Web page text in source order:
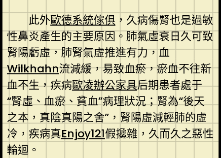
此外歐德系統傢俱 ，久病傷腎也是過敏
性鼻炎產生的主要原因。肺氣虛衰日久可致
腎陽虧虛，肺腎氣虛推進有力，血
Wilkhahn流減緩，易致血瘀，瘀血不往新
血不生，疾病歐凌辦公家具后期患者處于
“腎虛、血瘀、貧血”病理狀況；腎為“後天
之本，真陰真陽之舍”，腎陽虛減輕肺的虛
冷，疾病真Enjoy121假攙雜，久而久之惡性
輪迴。